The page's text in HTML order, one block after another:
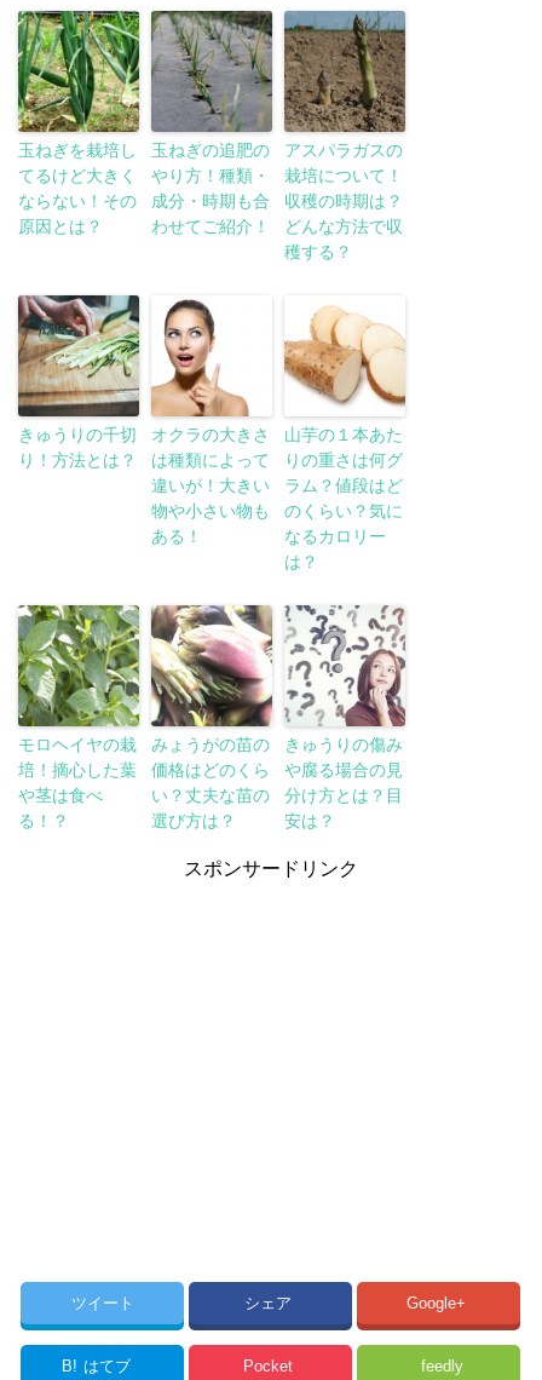
玉ねぎを栽培し
てるけど大きく
ならない！その
原因とは？
玉ねぎの追肥の
やり方！種類・
成分・時期も合
わせてご紹介！
アスパラガスの
栽培について！
収穫の時期は？
どんな方法で収
穫する？
きゅうりの千切
り！方法とは？
オクラの大きさ
は種類によって
違いが！大きい
物や小さい物も
ある！
山芋の１本あた
りの重さは何グ
ラム？値段はど
のくらい？気に
なるカロリー
は？
モロヘイヤの栽
培！摘心した葉
や茎は食べ
る！？
みょうがの苗の
価格はどのくら
い？丈夫な苗の
選び方は？
きゅうりの傷み
や腐る場合の見
分け方とは？目
安は？
スポンサードリンク
ツイート シェア Google+
B! はてブ Pocket feedly